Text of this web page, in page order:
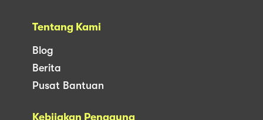
Tentang Kami
Blog
Berita
Pusat Bantuan
Kebijakan Pengguna